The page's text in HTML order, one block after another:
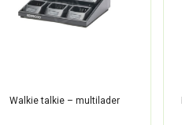
Walkie talkie – multilader